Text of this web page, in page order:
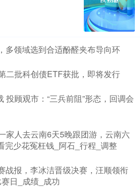
多领域选到合适酚醛夹布导向环
二批科创债ETF获批，即将发行
投顾观市：“三兵前阻”形态，回调会
家人去云南6天5晚跟团游，云南六
完少花冤枉钱_阿石_行程_调整
战报，李冰洁晋级决赛，汪顺领衔
日_成绩_成功